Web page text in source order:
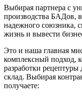
Выбирая партнера с
производства БАДов,
надежного союзника,
жизнь и вывести
Это и наша главная
комплексный подход,
разработки
склад. Выбирая
получаете: